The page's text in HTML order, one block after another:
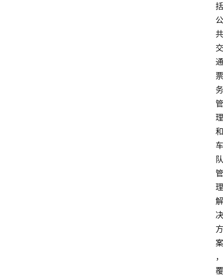
括
公
共
交
通
票
务
管
理
和
车
队
管
理
解
决
方
案
，
覆